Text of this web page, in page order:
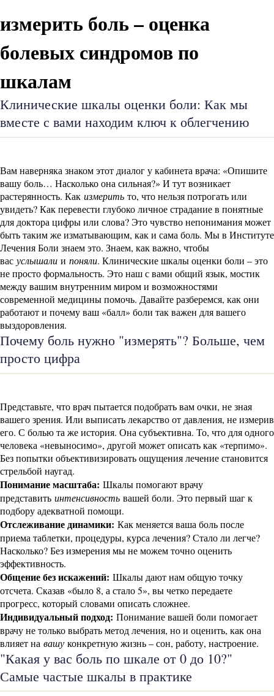
измерить боль – оценка
болевых синдромов по
шкалам
Клинические шкалы оценки боли: Как мы
вместе с вами находим ключ к облегчению
Вам наверняка знаком этот диалог у кабинета врача: «Опишите
вашу боль… Насколько она сильная?» И тут возникает
растерянность. Как измерить то, что нельзя потрогать или
увидеть? Как перевести глубоко личное страдание в понятные
для доктора цифры или слова? Это чувство непонимания может
быть таким же изматывающим, как и сама боль. Мы в Институте
Лечения Боли знаем это. Знаем, как важно, чтобы
вас услышали и поняли. Клинические шкалы оценки боли – это
не просто формальность. Это наш с вами общий язык, мостик
между вашим внутренним миром и возможностями
современной медицины помочь. Давайте разберемся, как они
работают и почему ваш «балл» боли так важен для вашего
выздоровления.
Почему боль нужно "измерять"? Больше, чем
просто цифра
Представьте, что врач пытается подобрать вам очки, не зная
вашего зрения. Или выписать лекарство от давления, не измерив
его. С болью та же история. Она субъективна. То, что для одного
человека «невыносимо», другой может описать как «терпимо».
Без попытки объективизировать ощущения лечение становится
стрельбой наугад.
Понимание масштаба: Шкалы помогают врачу
представить интенсивность вашей боли. Это первый шаг к
подбору адекватной помощи.
Отслеживание динамики: Как меняется ваша боль после
приема таблетки, процедуры, курса лечения? Стало ли легче?
Насколько? Без измерения мы не можем точно оценить
эффективность.
Общение без искажений: Шкалы дают нам общую точку
отсчета. Сказав «было 8, а стало 5», вы четко передаете
прогресс, который словами описать сложнее.
Индивидуальный подход: Понимание вашей боли помогает
врачу не только выбрать метод лечения, но и оценить, как она
влияет на вашу конкретную жизнь – сон, работу, настроение.
"Какая у вас боль по шкале от 0 до 10?"
Самые частые шкалы в практике